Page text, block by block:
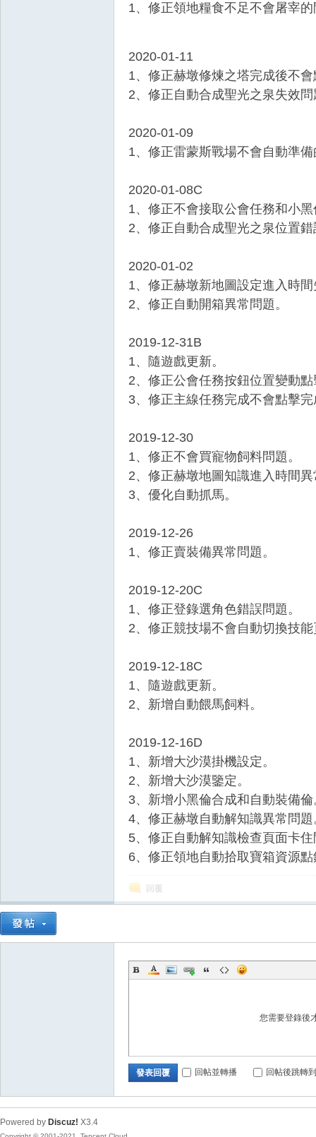
1、修正領地糧食不足不會屠宰
2020-01-11
1、修正赫墩修煉之塔完成後不
2、修正自動合成聖光之泉失效
2020-01-09
1、修正雷蒙斯戰場不會自動準
2020-01-08C
1、修正不會接取公會任務和小
2、修正自動合成聖光之泉位置
2020-01-02
1、修正赫墩新地圖設定進入時
2、修正自動開箱異常問題。
2019-12-31B
1、隨遊戲更新。
2、修正公會任務按鈕位置變動
3、修正主線任務完成不會點擊
2019-12-30
1、修正不會買寵物飼料問題。
2、修正赫墩地圖知識進入時間
3、優化自動抓馬。
2019-12-26
1、修正賣裝備異常問題。
2019-12-20C
1、修正登錄選角色錯誤問題。
2、修正競技場不會自動切換技
2019-12-18C
1、隨遊戲更新。
2、新增自動餵馬飼料。
2019-12-16D
1、新增大沙漠掛機設定。
2、新增大沙漠鑒定。
3、新增小黑倫合成和自動裝備倫
4、修正赫墩自動解知識異常問題
5、修正自動解知識檢查頁面卡
6、修正領地自動拾取寶箱資源
回覆
您需要登錄後
發表回覆 回帖並轉播 回帖後跳轉
Powered by Discuz! X3.4